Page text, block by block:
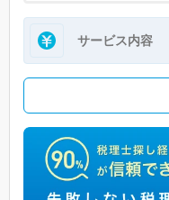
サービス内容